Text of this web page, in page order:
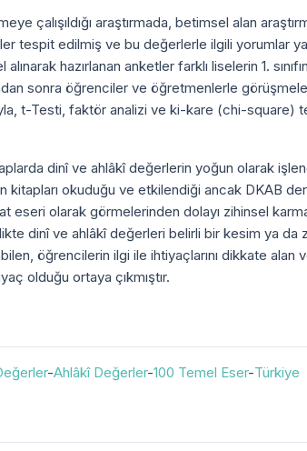
çalışıldığı araştırmada, betimsel alan
tespit edilmiş ve bu değerlerle ilgili yorumlar
hazırlanan anketler farklı liselerin 1.
sonra öğrenciler ve öğretmenlerle
t-Testi, faktör analizi ve ki-kare (chi-square)
dinî ve ahlâkî değerlerin yoğun olarak
kitapları okuduğu ve etkilendiği ancak DKAB
eseri olarak görmelerinden dolayı zihinsel
dinî ve ahlâkî değerleri belirli bir kesim ya da
öğrencilerin ilgi ile ihtiyaçlarını dikkate alan
olduğu ortaya çıkmıştır.
-Ahlâkî Değerler-100 Temel Eser-Türkiye